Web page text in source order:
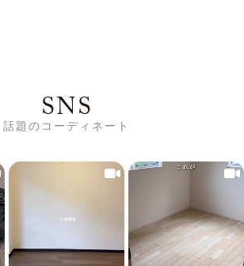
SNS
話題のコーディネート